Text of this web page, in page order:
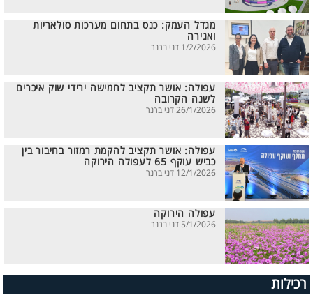
מגדל העמק: כנס בתחום מערכות סולאריות
ואגירה
1/2/2026 דני ברנר
עפולה: אושר תקציב לחמישה ירידי שוק איכרים
לשנה הקרובה
26/1/2026 דני ברנר
עפולה: אושר תקציב להקמת רמזור בחיבור בין
כביש עוקף 65 לעפולה הירוקה
12/1/2026 דני ברנר
עפולה הירוקה
5/1/2026 דני ברנר
רכילות